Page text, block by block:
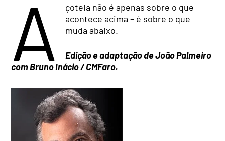
A
çoteia não é apenas sobre o que
acontece acima – é sobre o que
muda abaixo.
Edição e adaptação de João Palmeiro
com Bruno Inácio / CMFaro.